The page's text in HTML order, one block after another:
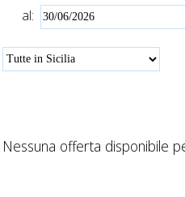
al:
Nessuna offerta disponibile